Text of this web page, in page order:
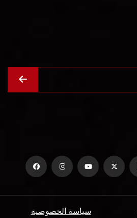
سياسة الخصوصية